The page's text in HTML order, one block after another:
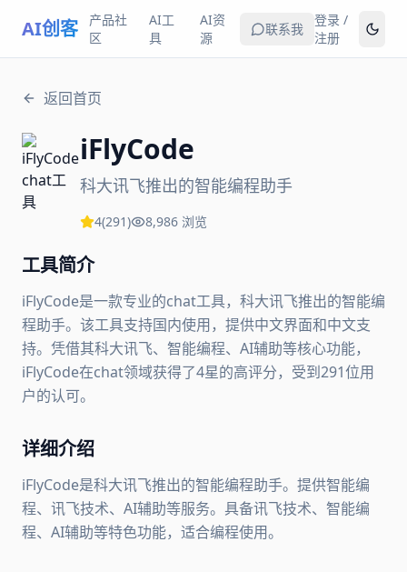
AI创客
产品社
区
AI工
具
AI资
源
联系我
登录 /
注册
返回首页
iFlyCode
科大讯飞推出的智能编程助手
4(291) 8,986 浏览
工具简介
iFlyCode是一款专业的chat工具，科大讯飞推出的智能编
程助手。该工具支持国内使用，提供中文界面和中文支
持。凭借其科大讯飞、智能编程、AI辅助等核心功能，
iFlyCode在chat领域获得了4星的高评分，受到291位用
户的认可。
详细介绍
iFlyCode是科大讯飞推出的智能编程助手。提供智能编
程、讯飞技术、AI辅助等服务。具备讯飞技术、智能编
程、AI辅助等特色功能，适合编程使用。